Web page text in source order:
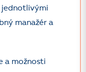
jednotlivými
manažér a
a možnosti